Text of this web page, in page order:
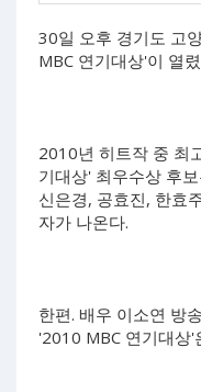
30일 오후 경기도 고
MBC 연기대상'이 열
2010년 히트작 중 최
기대상' 최우수상 후
신은경, 공효진, 한효
자가 나온다.
한편. 배우 이소연 방
'2010 MBC 연기대상